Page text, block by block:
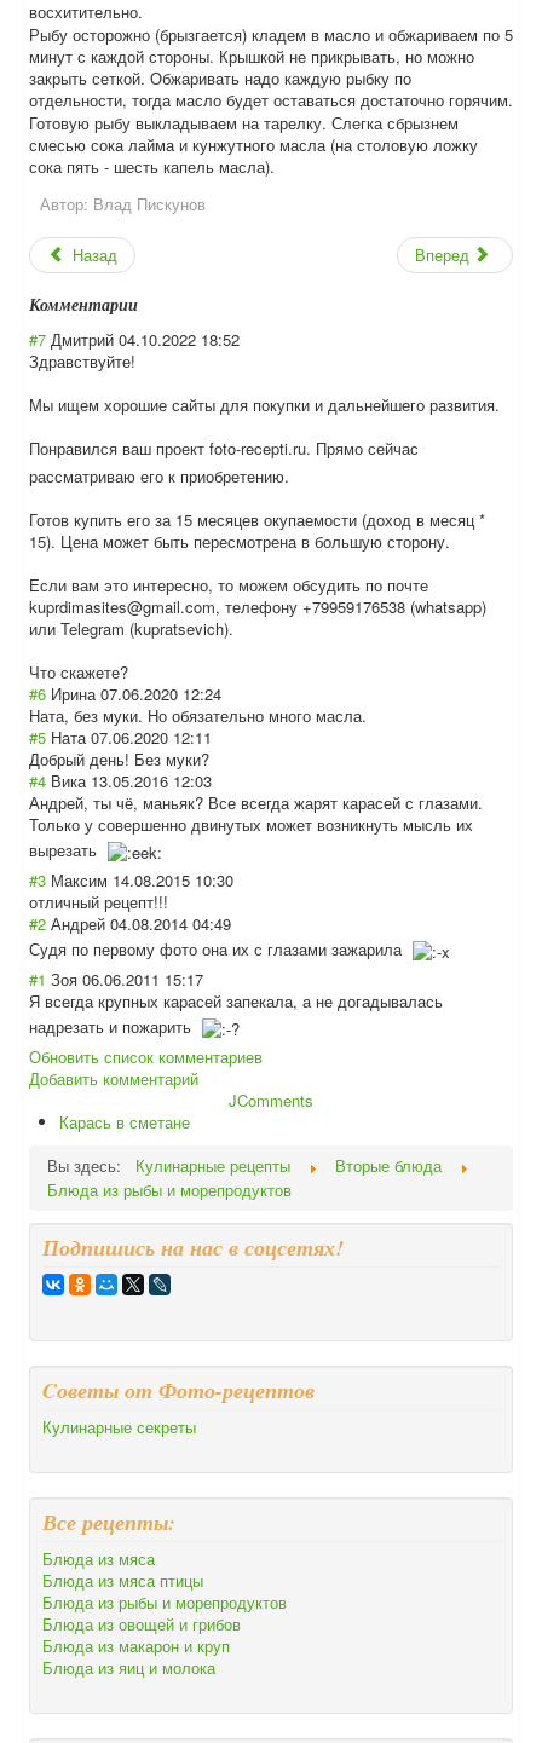
восхитительно.
Рыбу осторожно (брызгается) кладем в масло и обжариваем по 5
минут с каждой стороны. Крышкой не прикрывать, но можно
закрыть сеткой. Обжаривать надо каждую рыбку по
отдельности, тогда масло будет оставаться достаточно горячим.
Готовую рыбу выкладываем на тарелку. Слегка сбрызнем
смесью сока лайма и кунжутного масла (на столовую ложку
сока пять - шесть капель масла).
Автор: Влад Пискунов
Назад Вперед
Комментарии
#7 Дмитрий 04.10.2022 18:52
Здравствуйте!
Мы ищем хорошие сайты для покупки и дальнейшего развития.
Понравился ваш проект foto-recepti.ru. Прямо сейчас
рассматриваю его к приобретению.
Готов купить его за 15 месяцев окупаемости (доход в месяц *
15). Цена может быть пересмотрена в большую сторону.
Если вам это интересно, то можем обсудить по почте
kuprdimasites@gmail.com, телефону +79959176538 (whatsapp)
или Telegram (kupratsevich).
Что скажете?
#6 Ирина 07.06.2020 12:24
Ната, без муки. Но обязательно много масла.
#5 Ната 07.06.2020 12:11
Добрый день! Без муки?
#4 Вика 13.05.2016 12:03
Андрей, ты чё, маньяк? Все всегда жарят карасей с глазами.
Только у совершенно двинутых может возникнуть мысль их
вырезать
#3 Максим 14.08.2015 10:30
отличный рецепт!!!
#2 Андрей 04.08.2014 04:49
Судя по первому фото она их с глазами зажарила
#1 Зоя 06.06.2011 15:17
Я всегда крупных карасей запекала, а не догадывалась
надрезать и пожарить
Обновить список комментариев
Добавить комментарий
JComments
Карась в сметане
Вы здесь:
Кулинарные рецепты
Вторые блюда
Блюда из рыбы и морепродуктов
Подпишись на нас в соцсетях!
Cоветы от Фото-рецептов
Кулинарные секреты
Все рецепты:
Блюда из мяса
Блюда из мяса птицы
Блюда из рыбы и морепродуктов
Блюда из овощей и грибов
Блюда из макарон и круп
Блюда из яиц и молока